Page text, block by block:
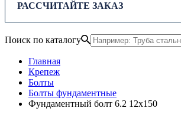
РАССЧИТАЙТЕ ЗАКАЗ
Поиск по каталогу
Главная
Крепеж
Болты
Болты фундаментные
Фундаментный болт 6.2 12х150